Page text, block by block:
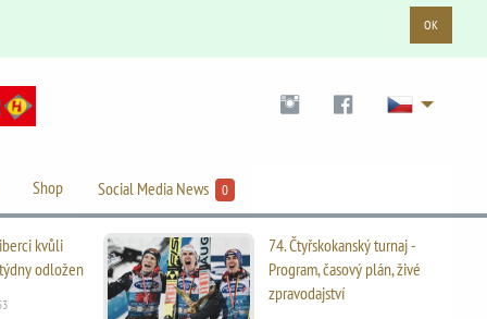
OK
Shop Social Media News 0
kvůli
odložen
74. Čtyřskokanský turnaj -
Program, časový plán, živé
zpravodajství